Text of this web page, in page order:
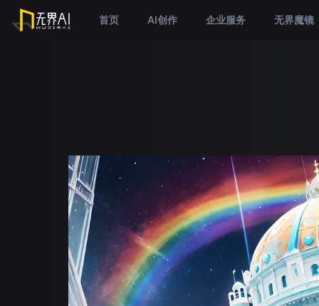
首页 AI创作 企业服务 无界魔镜